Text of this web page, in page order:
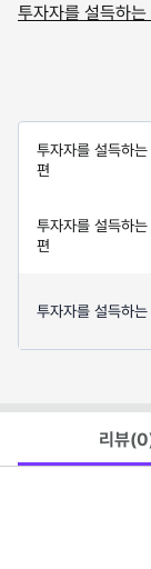
투자자를 설득하
투자자를 설득하
편
투자자를 설득하
편
투자자를 설득하
리뷰(0